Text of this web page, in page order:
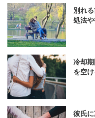
別れ
処法
冷却
を空
彼氏